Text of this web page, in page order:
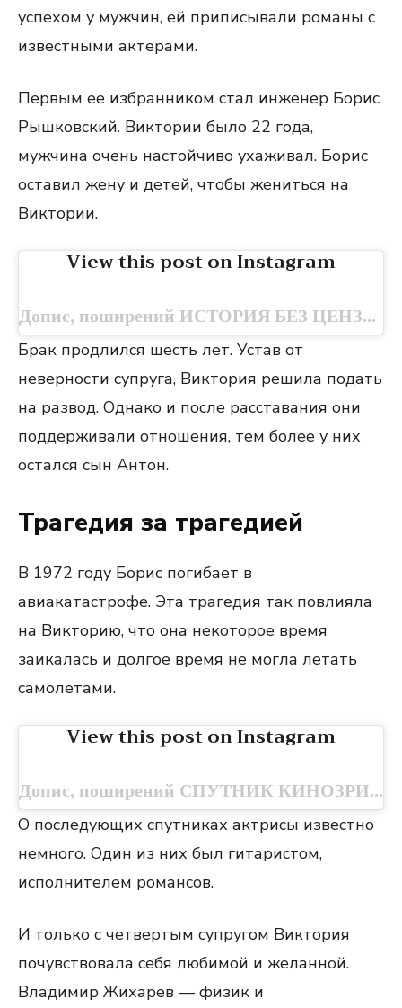
успехом у мужчин, ей приписывали романы с
известными актерами.
Первым ее избранником стал инженер Борис
Рышковский. Виктории было 22 года,
мужчина очень настойчиво ухаживал. Борис
оставил жену и детей, чтобы жениться на
Виктории.
View this post on Instagram
Допис, поширений ИСТОРИЯ БЕЗ ЦЕНЗУРЫ (@exxussr)
Брак продлился шесть лет. Устав от
неверности супруга, Виктория решила подать
на развод. Однако и после расставания они
поддерживали отношения, тем более у них
остался сын Антон.
Трагедия за трагедией
В 1972 году Борис погибает в
авиакатастрофе. Эта трагедия так повлияла
на Викторию, что она некоторое время
заикалась и долгое время не могла летать
самолетами.
View this post on Instagram
Допис, поширений СПУТНИК КИНОЗРИТЕЛЯ (@sputnikkinozritelya)
О последующих спутниках актрисы известно
немного. Один из них был гитаристом,
исполнителем романсов.
И только с четвертым супругом Виктория
почувствовала себя любимой и желанной.
Владимир Жихарев — физик и